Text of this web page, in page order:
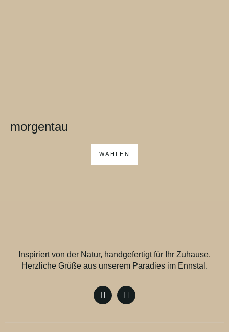
morgentau
WÄHLEN
Inspiriert von der Natur, handgefertigt für Ihr Zuhause.
Herzliche Grüße aus unserem Paradies im Ennstal.